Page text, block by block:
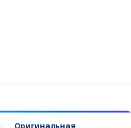
Оригинальная